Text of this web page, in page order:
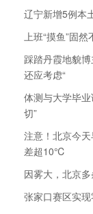
辽宁新增5例本
上班“摸鱼”固
踩踏丹霞地貌
还应考虑“
体测与大学毕
切”
注意！北京今
差超10℃
因雾大，北京
张家口赛区实